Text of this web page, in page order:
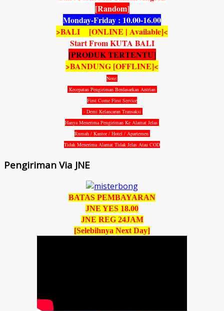
[Random]
Monday-Friday : 10.00-16.00
>BALI [ONLINE | Available]<
Start From KUTA BALI
[PRODUK TERTENTU]
>BANDUNG [OFFLINE]<
Note:
Kecepatan Pengiriman Berdasarkan Antrian
First Come First Service
- Demi Kelancaran Transaksi
Hanya Menerima Pengiriman Ke Alamat Jelas
Rumah / Kantor / Hotel / Apartemen
Tidak Menerima Alamat Tidak Jelas Atau COD
Pengiriman Via JNE
BATAS PEMBAYARAN
JNE YES 18.00
JNE REG 24JAM
[Selebihnya Next Day]